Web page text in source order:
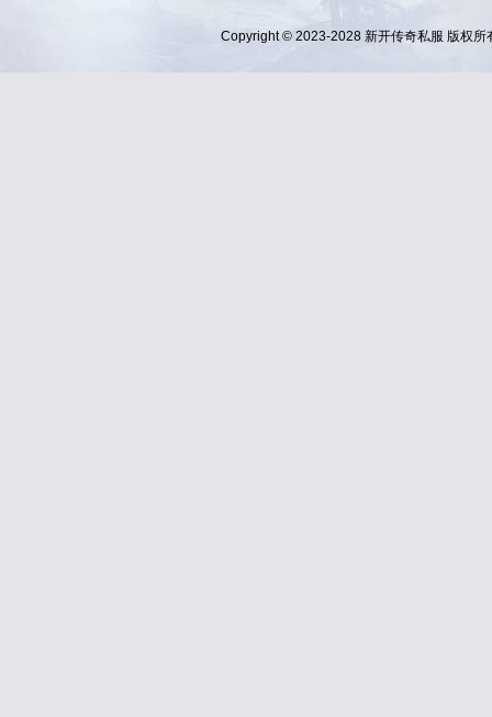
Copyright © 2023-2028 新开传奇私服 版权所